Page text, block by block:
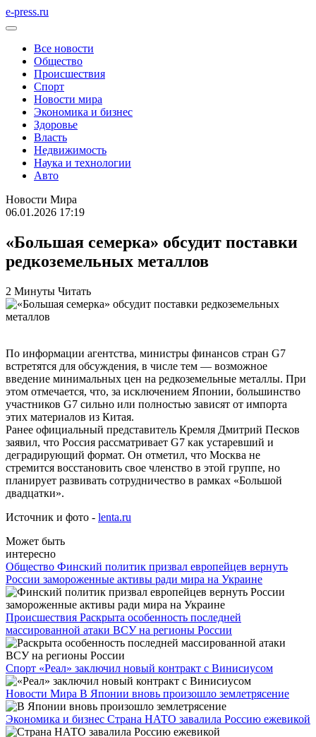
e-press.ru
Все новости
Общество
Происшествия
Спорт
Новости мира
Экономика и бизнес
Здоровье
Власть
Недвижимость
Наука и технологии
Авто
Новости Мира
06.01.2026 17:19
«Большая семерка» обсудит поставки
редкоземельных металлов
2 Минуты Читать
По информации агентства, министры финансов стран G7
встретятся для обсуждения, в числе тем — возможное
введение минимальных цен на редкоземельные металлы. При
этом отмечается, что, за исключением Японии, большинство
участников G7 сильно или полностью зависят от импорта
этих материалов из Китая.
Ранее официальный представитель Кремля Дмитрий Песков
заявил, что Россия рассматривает G7 как устаревший и
деградирующий формат. Он отметил, что Москва не
стремится восстановить свое членство в этой группе, но
планирует развивать сотрудничество в рамках «Большой
двадцатки».
Источник и фото - lenta.ru
Может быть
интересно
Общество Финский политик призвал европейцев вернуть
России замороженные активы ради мира на Украине
Происшествия Раскрыта особенность последней
массированной атаки ВСУ на регионы России
Спорт «Реал» заключил новый контракт с Винисиусом
Новости Мира В Японии вновь произошло землетрясение
Экономика и бизнес Страна НАТО завалила Россию ежевикой